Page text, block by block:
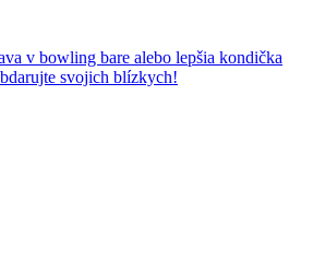
v bowling bare alebo lepšia kondička
svojich blízkych!